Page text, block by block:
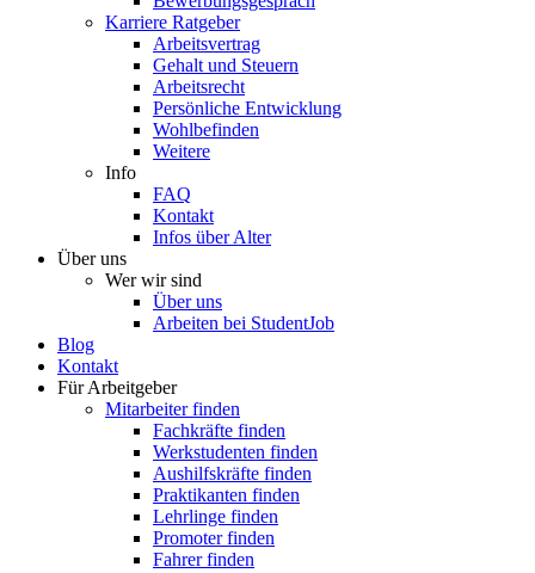
Karriere Ratgeber
Arbeitsvertrag
Gehalt und Steuern
Arbeitsrecht
Persönliche Entwicklung
Wohlbefinden
Weitere
Info
FAQ
Kontakt
Infos über Alter
Über uns
Wer wir sind
Über uns
Arbeiten bei StudentJob
Blog
Kontakt
Für Arbeitgeber
Mitarbeiter finden
Fachkräfte finden
Werkstudenten finden
Aushilfskräfte finden
Praktikanten finden
Lehrlinge finden
Promoter finden
Fahrer finden